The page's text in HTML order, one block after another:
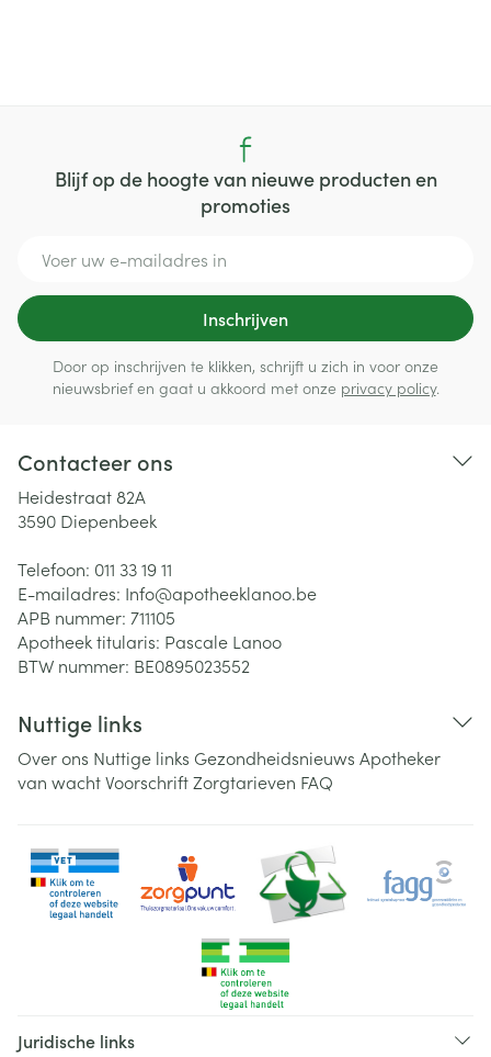
Blijf op de hoogte van nieuwe producten en
promoties
Inschrijven
Door op inschrijven te klikken, schrijft u zich in voor onze
nieuwsbrief en gaat u akkoord met onze privacy policy.
Contacteer ons
Heidestraat 82A
3590 Diepenbeek
Telefoon: 011 33 19 11
E-mailadres: Info@apotheeklanoo.be
APB nummer: 711105
Apotheek titularis: Pascale Lanoo
BTW nummer: BE0895023552
Nuttige links
Over ons Nuttige links Gezondheidsnieuws Apotheker
van wachtVoorschriftZorgtarieven FAQ
Juridische links